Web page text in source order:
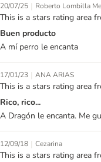
20/07/25 | Roberto Lombilla
This is a stars rating area
Buen producto
A mí perro le encanta
17/01/23 | ANA ARIAS
This is a stars rating area
Rico, rico...
A Dragón le encanta. Me
12/09/18 | Cezarina
This is a stars rating area